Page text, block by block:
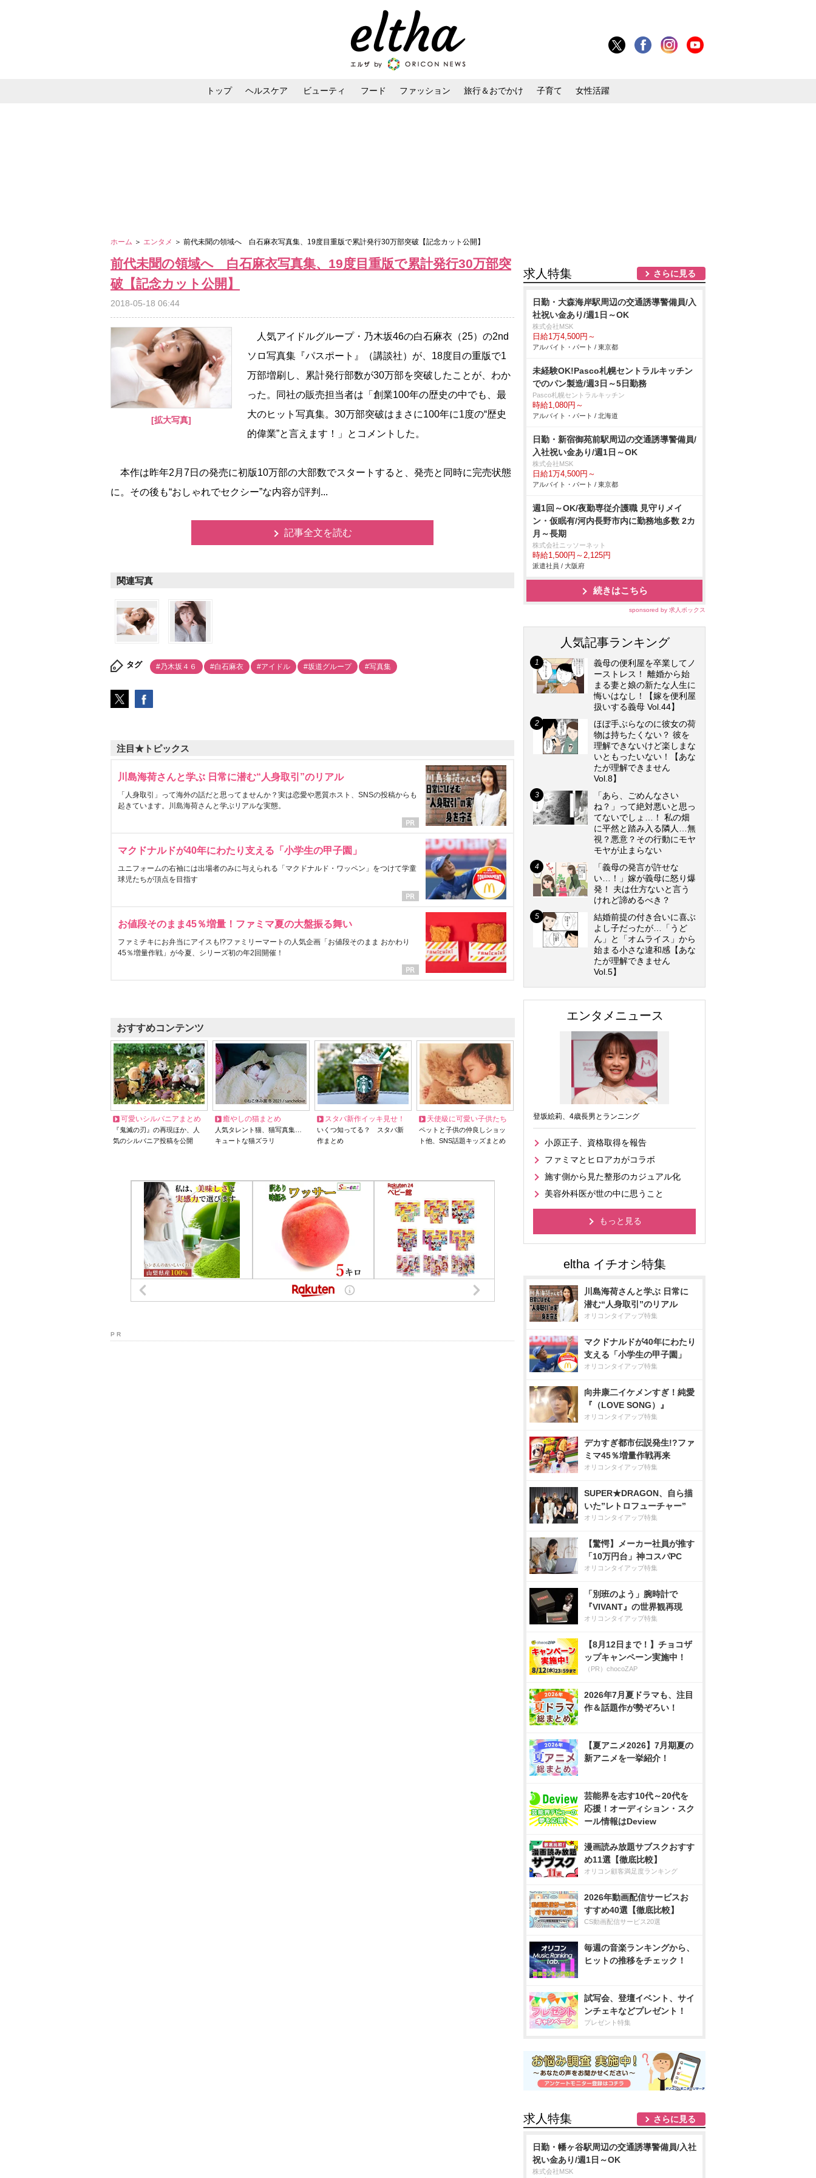
トップ ヘルスケア ビューティ フード ファッション 旅行＆おでかけ 子育て 女性活躍
ホーム ＞ エンタメ ＞ 前代未聞の領域へ 白石麻衣写真集、19度目重版で累計発行30万部突破【記念カット公開】
前代未聞の領域へ 白石麻衣写真集、19度目重版で累計発行30万部突
破【記念カット公開】
2018-05-18 06:44
[拡大写真]
人気アイドルグループ・乃木坂46の白石麻衣（25）の2nd
ソロ写真集『パスポート』（講談社）が、18度目の重版で1
万部増刷し、累計発行部数が30万部を突破したことが、わか
った。同社の販売担当者は「創業100年の歴史の中でも、最
大のヒット写真集。30万部突破はまさに100年に1度の“歴史
的偉業”と言えます！」とコメントした。
本作は昨年2月7日の発売に初版10万部の大部数でスタートすると、発売と同時に完売状態
に。その後も“おしゃれでセクシー”な内容が評判...
記事全文を読む
関連写真
タグ #乃木坂４６ #白石麻衣 #アイドル #坂道グループ #写真集
注目★トピックス
川島海荷さんと学ぶ 日常に潜む“人身取引”のリアル
「人身取引」って海外の話だと思ってませんか？実は恋愛や悪質ホスト、SNSの投稿からも
起きています。川島海荷さんと学ぶリアルな実態。
マクドナルドが40年にわたり支える「小学生の甲子園」
ユニフォームの右袖には出場者のみに与えられる「マクドナルド・ワッペン」をつけて学童
球児たちが頂点を目指す
お値段そのまま45％増量！ファミマ夏の大盤振る舞い
ファミチキにお弁当にアイスも!?ファミリーマートの人気企画「お値段そのまま おかわり
45％増量作戦」が今夏、シリーズ初の年2回開催！
おすすめコンテンツ
可愛いシルバニアまとめ
『鬼滅の刃』の再現ほか、人
気のシルバニア投稿を公開
癒やしの猫まとめ
人気タレント猫、猫写真集…
キュートな猫ズラリ
スタバ新作イッキ見せ！
いくつ知ってる？ スタバ新
作まとめ
天使級に可愛い子供たち
ペットと子供の仲良しショッ
ト他、SNS話題キッズまとめ
P R
求人特集 さらに見る
日勤・大森海岸駅周辺の交通誘導警備員/入
社祝い金あり/週1日～OK
株式会社MSK
日給1万4,500円～
アルバイト・パート / 東京都
未経験OK!Pasco札幌セントラルキッチン
でのパン製造/週3日～5日勤務
Pasco札幌セントラルキッチン
時給1,080円～
アルバイト・パート / 北海道
日勤・新宿御苑前駅周辺の交通誘導警備員/
入社祝い金あり/週1日～OK
株式会社MSK
日給1万4,500円～
アルバイト・パート / 東京都
週1回～OK/夜勤専従介護職 見守りメイ
ン・仮眠有/河内長野市内に勤務地多数 2カ
月～長期
株式会社ニッソーネット
時給1,500円～2,125円
派遣社員 / 大阪府
続きはこちら
sponsored by 求人ボックス
人気記事ランキング
義母の便利屋を卒業してノ
ーストレス！ 離婚から始
まる妻と娘の新たな人生に
悔いはなし！【嫁を便利屋
扱いする義母 Vol.44】
ほぼ手ぶらなのに彼女の荷
物は持ちたくない？ 彼を
理解できないけど楽しまな
いともったいない！【あな
たが理解できません
Vol.8】
「あら、ごめんなさい
ね？」って絶対悪いと思っ
てないでしょ…！ 私の畑
に平然と踏み入る隣人…無
視？悪意？その行動にモヤ
モヤが止まらない
「義母の発言が許せな
い…！」嫁が義母に怒り爆
発！ 夫は仕方ないと言う
けれど諦めるべき？
結婚前提の付き合いに喜ぶ
よし子だったが…「うど
ん」と「オムライス」から
始まる小さな違和感【あな
たが理解できません
Vol.5】
エンタメニュース
登坂絵莉、4歳長男とランニング
小原正子、資格取得を報告
ファミマとヒロアカがコラボ
施す側から見た整形のカジュアル化
美容外科医が世の中に思うこと
もっと見る
川島海荷さんと学ぶ 日常に
潜む“人身取引”のリアル
オリコンタイアップ特集
マクドナルドが40年にわたり
支える「小学生の甲子園」
オリコンタイアップ特集
向井康二イケメンすぎ！純愛
『（LOVE SONG）』
オリコンタイアップ特集
デカすぎ都市伝説発生!?ファ
ミマ45％増量作戦再来
オリコンタイアップ特集
SUPER★DRAGON、自ら描
いた”レトロフューチャー”
オリコンタイアップ特集
【驚愕】メーカー社員が推す
「10万円台」神コスパPC
オリコンタイアップ特集
「別班のよう」腕時計で
『VIVANT』の世界観再現
オリコンタイアップ特集
【8月12日まで！】チョコザ
ップキャンペーン実施中！
（PR）chocoZAP
2026年7月夏ドラマも、注目
作＆話題作が勢ぞろい！
【夏アニメ2026】7月期夏の
新アニメを一挙紹介！
芸能界を志す10代～20代を
応援！オーディション・スク
ール情報はDeview
漫画読み放題サブスクおすす
め11選【徹底比較】
オリコン顧客満足度ランキング
2026年動画配信サービスお
すすめ40選【徹底比較】
CS動画配信サービス20選
毎週の音楽ランキングから、
ヒットの推移をチェック！
試写会、登壇イベント、サイ
ンチェキなどプレゼント！
プレゼント特集
求人特集 さらに見る
日勤・幡ヶ谷駅周辺の交通誘導警備員/入社
祝い金あり/週1日～OK
株式会社MSK